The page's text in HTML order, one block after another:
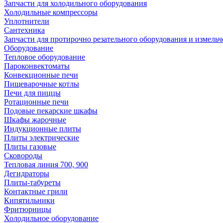
Запчасти для холодильного оборудования
Холодильные компрессоры
Уплотнители
Сантехника
Запчасти для протирочно резательного оборудования и
Оборудование
Тепловое оборудование
Пароконвектоматы
Конвекционные печи
Пищеварочные котлы
Печи для пиццы
Ротационные печи
Подовые пекарские шкафы
Шкафы жарочные
Индукционные плиты
Плиты электрические
Плиты газовые
Сковороды
Тепловая линия 700, 900
Дегидраторы
Плиты-табуреты
Контактные грили
Кипятильники
Фритюрницы
Холодильное оборудование